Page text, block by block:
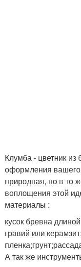
Клумба - цветник из
оформления вашего
природная, но в то
воплощения этой
материалы :
кусок бревна
гравий или
А так же